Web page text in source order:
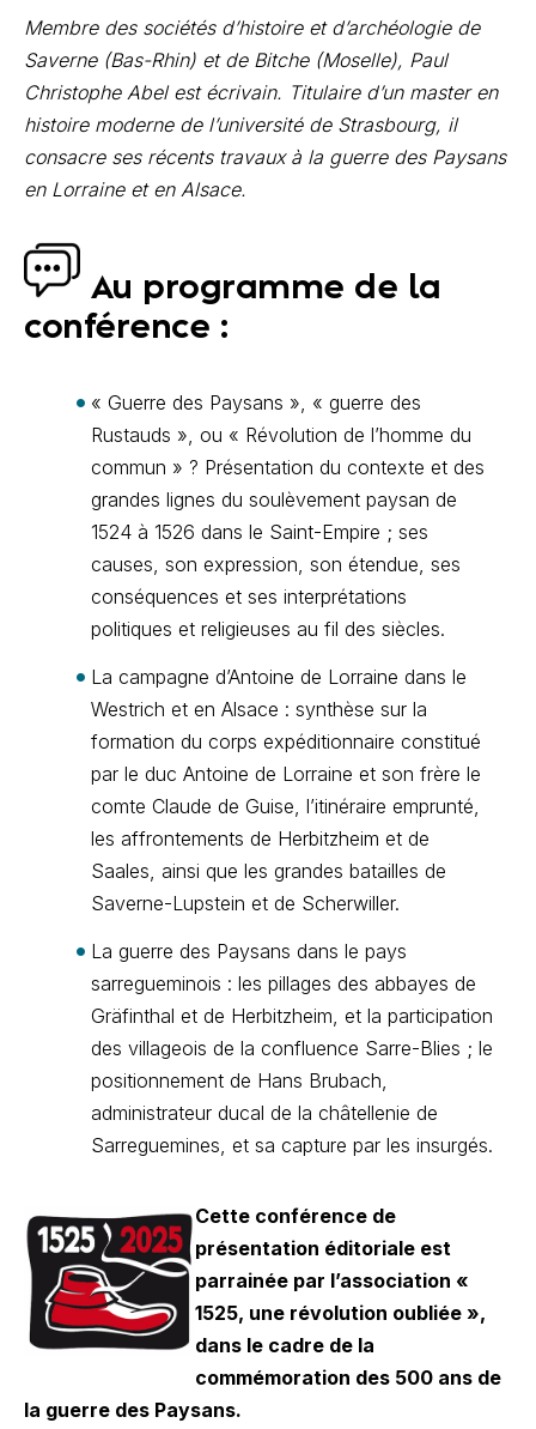
Membre des sociétés d’histoire et d’archéologie de
Saverne (Bas-Rhin) et de Bitche (Moselle), Paul
Christophe Abel est écrivain. Titulaire d’un master en
histoire moderne de l’université de Strasbourg, il
consacre ses récents travaux à la guerre des Paysans
en Lorraine et en Alsace.
Au programme de la
conférence :
« Guerre des Paysans », « guerre des
Rustauds », ou « Révolution de l’homme du
commun » ? Présentation du contexte et des
grandes lignes du soulèvement paysan de
1524 à 1526 dans le Saint-Empire ; ses
causes, son expression, son étendue, ses
conséquences et ses interprétations
politiques et religieuses au fil des siècles.
La campagne d’Antoine de Lorraine dans le
Westrich et en Alsace : synthèse sur la
formation du corps expéditionnaire constitué
par le duc Antoine de Lorraine et son frère le
comte Claude de Guise, l’itinéraire emprunté,
les affrontements de Herbitzheim et de
Saales, ainsi que les grandes batailles de
Saverne-Lupstein et de Scherwiller.
La guerre des Paysans dans le pays
sarregueminois : les pillages des abbayes de
Gräfinthal et de Herbitzheim, et la participation
des villageois de la confluence Sarre-Blies ; le
positionnement de Hans Brubach,
administrateur ducal de la châtellenie de
Sarreguemines, et sa capture par les insurgés.
Cette conférence de
présentation éditoriale est
parrainée par l’association «
1525, une révolution oubliée »,
dans le cadre de la
commémoration des 500 ans de
la guerre des Paysans.